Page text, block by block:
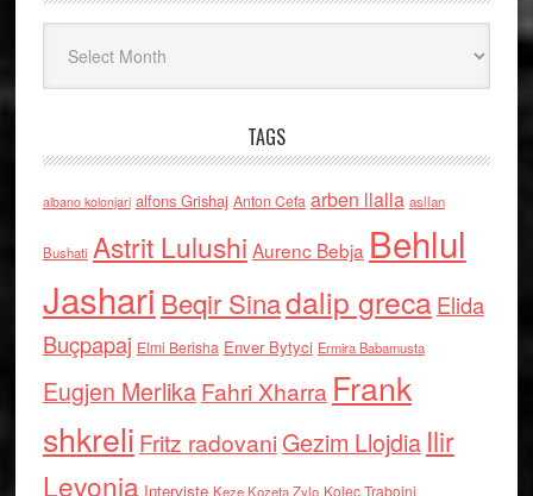
TAGS
albano kolonjari alfons Grishaj Anton Cefa arben llalla asllan
Bushati Astrit Lulushi Aurenc Bebja Behlul
Jashari Beqir Sinadalip grecaElida
Buçpapaj Elmi Berisha Enver Bytyci Ermira Babamusta
Eugjen MerlikaFahri Xharra Frank
shkreli Fritz radovaniGezim Llojdia Ilir
Levonja Interviste Keze Kozeta Zylo Kolec Traboini